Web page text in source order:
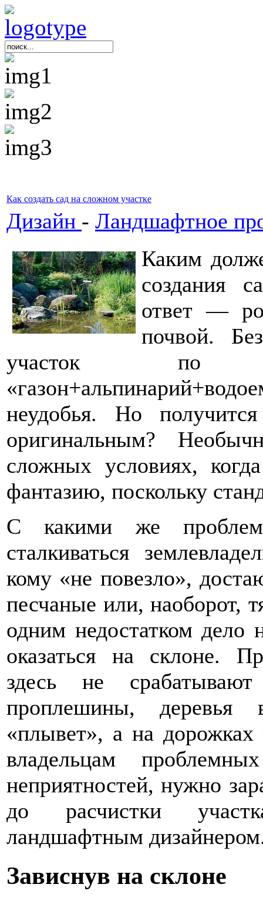
Как создать сад на сложном участке
Дизайн - Ландшафтное
Каким
создания
ответ —
почвой.
участок по
неудобья. Но
оригинальным?
сложных условиях,
фантазию, поскольку
С какими же
сталкиваться
кому «не повезло»,
песчаные или, наоборот,
одним недостатком дело
оказаться на склоне.
здесь не
проплешины, деревья
«плывет», а на
владельцам
неприятностей, нужно
до расчистки
ландшафтным
Зависнув на склоне